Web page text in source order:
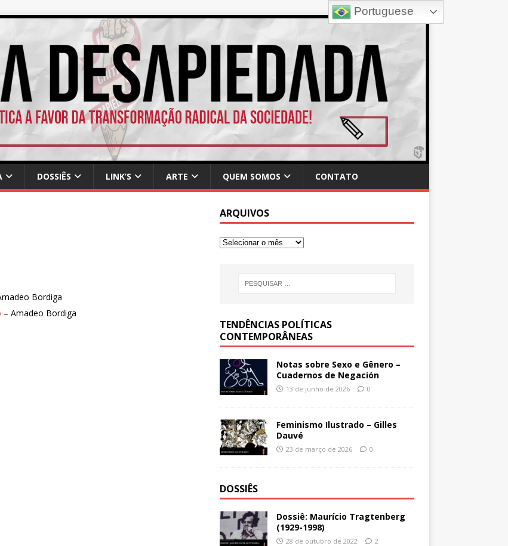
DOSSIÊS LINK’S ARTE QUEM SOMOS CONTATO
Bordiga
– Amadeo Bordiga
ARQUIVOS
TENDÊNCIAS POLÍTICAS
CONTEMPORÂNEAS
Notas sobre Sexo e Gênero –
Cuadernos de Negación
13 de junho de 2026 0
Feminismo Ilustrado – Gilles
Dauvé
23 de março de 2026 0
DOSSIÊS
Dossiê: Maurício Tragtenberg
(1929-1998)
28 de outubro de 2022 2
Portuguese